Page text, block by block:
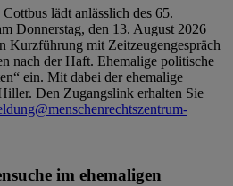
lädt anlässlich des 65.
Donnerstag, den 13. August 2026
Kurzführung mit Zeitzeugengespräch
nach der Haft. Ehemalige politische
ein. Mit dabei der ehemalige
Den Zugangslink erhalten Sie
im ehemaligen